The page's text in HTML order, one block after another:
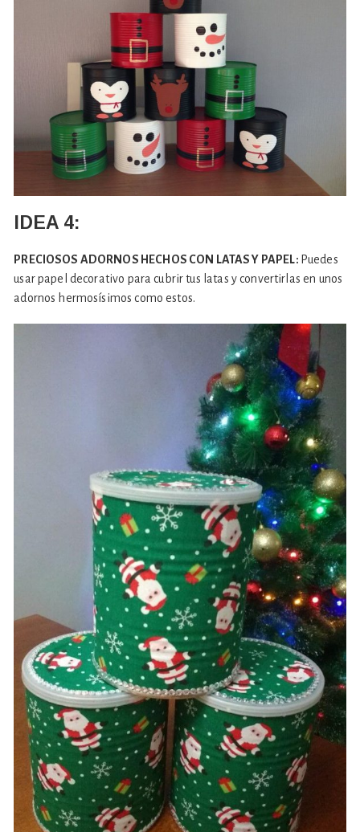
IDEA 4:
PRECIOSOS ADORNOS HECHOS CON LATAS Y PAPEL: Puedes
usar papel decorativo para cubrir tus latas y convertirlas en unos
adornos hermosísimos como estos.